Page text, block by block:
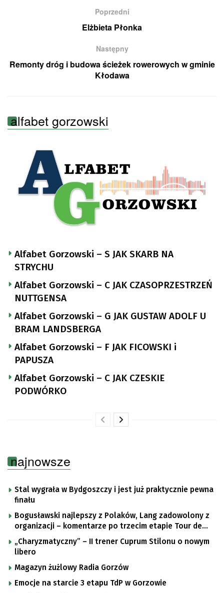
Poprzedni
Elżbieta Płonka
Następny
Remonty dróg i budowa ścieżek rowerowych w gminie
Kłodawa
alfabet gorzowski
Alfabet Gorzowski – S JAK SKARB NA
STRYCHU
Alfabet Gorzowski – C JAK CZASOPRZESTRZEŃ
NUTTGENSA
Alfabet Gorzowski – G JAK GUSTAW ADOLF U
BRAM LANDSBERGA
Alfabet Gorzowski – F JAK FICOWSKI i
PAPUSZA
Alfabet Gorzowski – C JAK CZESKIE
PODWÓRKO
najnowsze
Stal wygrała w Bydgoszczy i jest już praktycznie pewna
finału
Bogusławski najlepszy z Polaków, Lang zadowolony z
organizacji – komentarze po trzecim etapie Tour de
Pologne
„Charyzmatyczny” – II trener Cuprum Stilonu o nowym
libero
Magazyn żużlowy Radia Gorzów
Emocje na starcie 3 etapu TdP w Gorzowie